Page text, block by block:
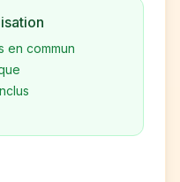
en commun